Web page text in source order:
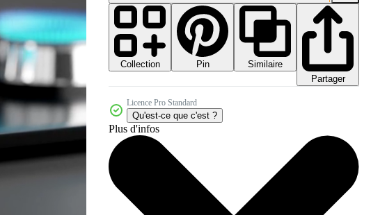
Collection Pin
Similaire
Partager
Licence Pro Standard
Qu'est-ce que c'est ?
Plus d'infos